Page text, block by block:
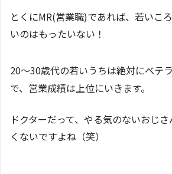
とくにMR(営業職)であれば、若いこ
いのはもったいない！
20～30歳代の若いうちは絶対にベテ
で、営業成績は上位にいきます。
ドクターだって、やる気のないおじ
くないですよね（笑）